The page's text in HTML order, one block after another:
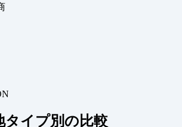
タイプ別の比較